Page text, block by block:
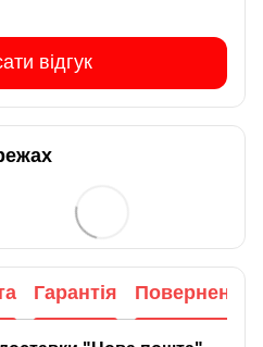
відгук
Гарантія Повернення